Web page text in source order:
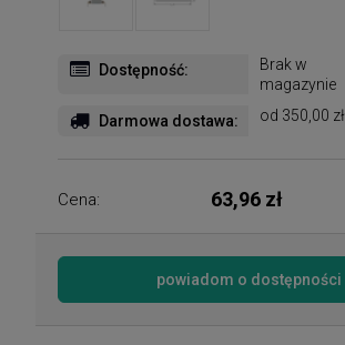
Dostępność:
Brak w
magazynie
Darmowa dostawa: od 350,00 zł
Cena: 63,96 zł
powiadom o dostępności